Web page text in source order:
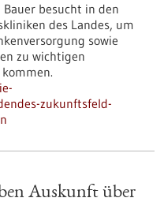
besucht in den
des Landes, um
sowie
zu wichtigen
zukunftsfeld-
Auskunft über